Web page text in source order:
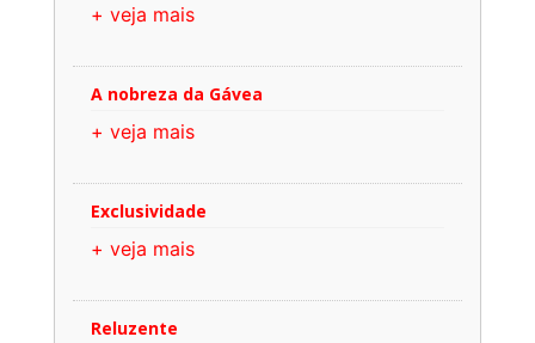
+ veja mais
A nobreza da Gávea
+ veja mais
Exclusividade
+ veja mais
Reluzente